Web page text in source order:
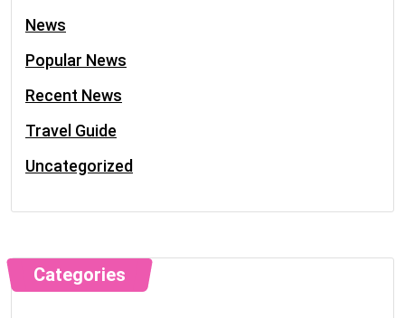
News
Popular News
Recent News
Travel Guide
Uncategorized
Categories